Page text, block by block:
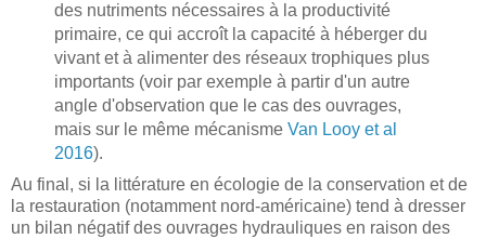
des nutriments nécessaires à la productivité
primaire, ce qui accroît la capacité à héberger du
vivant et à alimenter des réseaux trophiques plus
importants (voir par exemple à partir d'un autre
angle d'observation que le cas des ouvrages,
mais sur le même mécanisme Van Looy et al
2016).
Au final, si la littérature en écologie de la conservation et de
la restauration (notamment nord-américaine) tend à dresser
un bilan négatif des ouvrages hydrauliques en raison des